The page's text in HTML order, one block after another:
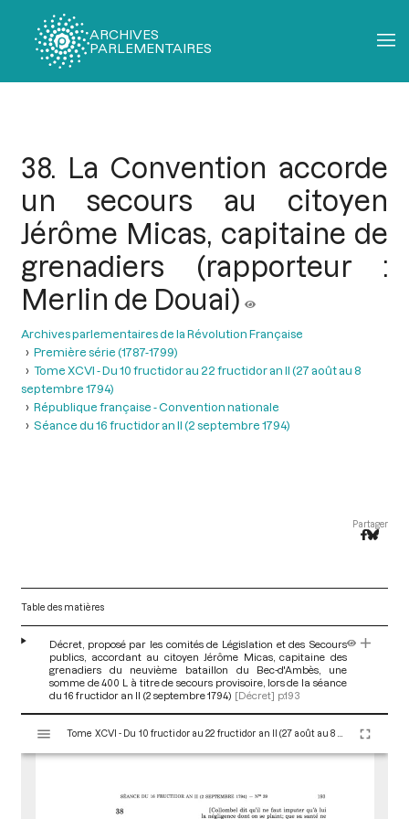
ARCHIVES
PARLEMENTAIRES
38. La Convention accorde
un secours au citoyen
Jérôme Micas, capitaine de
grenadiers (rapporteur :
Merlin de Douai)
Archives parlementaires de la Révolution Française
Première série (1787-1799)
Tome XCVI - Du 10 fructidor au 22 fructidor an II (27 août au 8
septembre 1794)
République française - Convention nationale
Séance du 16 fructidor an II (2 septembre 1794)
Partager
Table des matières
Décret, proposé par les comités de Législation et des Secours
publics, accordant au citoyen Jérôme Micas, capitaine des
grenadiers du neuvième bataillon du Bec-d'Ambès, une
somme de 400 L à titre de secours provisoire, lors de la séance
du 16 fructidor an II (2 septembre 1794) [Décret] p.193
s